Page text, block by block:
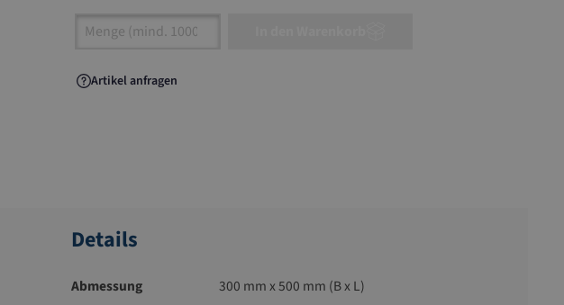
Artikel Anzahl: Gib den gewünschten Wert ein oder
Artikel anfragen
Details
Abmessung
300 mm x 500 mm (B x L)